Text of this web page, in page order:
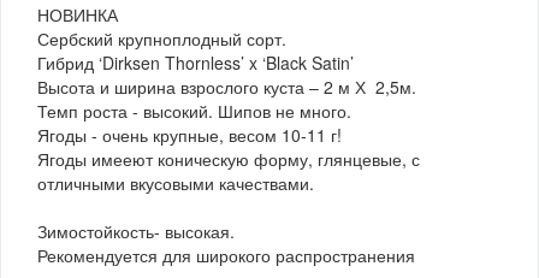
НОВИНКА
Сербский крупноплодный сорт.
Гибрид ‘Dirksen Thornless’ x ‘Black Satin’
Высота и ширина взрослого куста – 2 м Х 2,5м.
Темп роста - высокий. Шипов не много.
Ягоды - очень крупные, весом 10-11 г!
Ягоды имееют коническую форму, глянцевые, с
отличными вкусовыми качествами.
Зимостойкость- высокая.
Рекомендуется для широкого распространения